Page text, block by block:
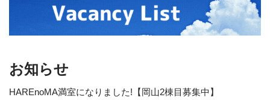
お知らせ
HAREnoMA満室になりました!【岡山2棟目募集中】